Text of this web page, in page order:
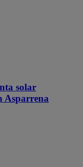
solar
Asparrena